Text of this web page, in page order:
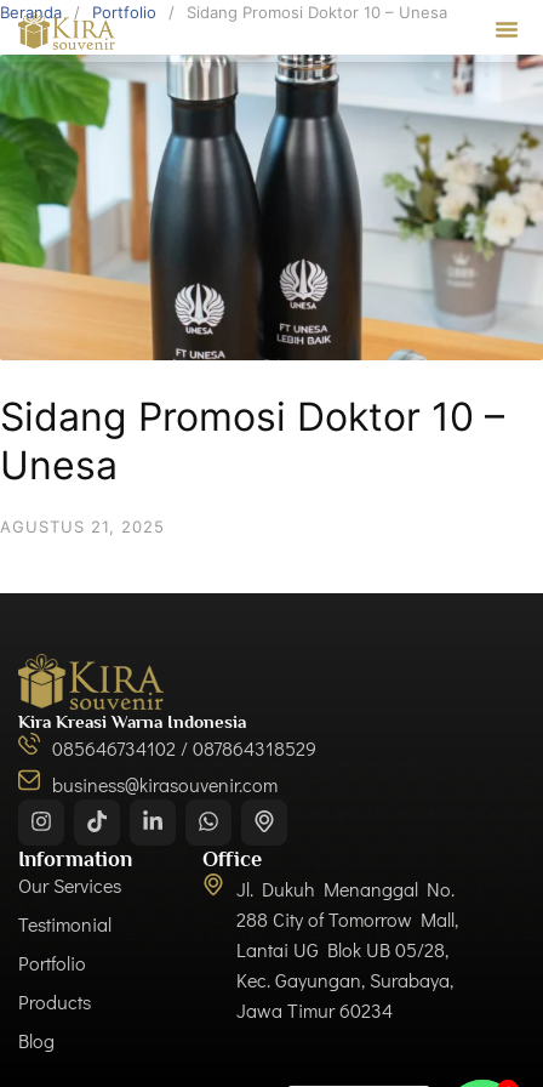
Beranda Portfolio Sidang Promosi Doktor 10 – Unesa
Sidang Promosi Doktor 10 –
Unesa
AGUSTUS 21, 2025
Kira Kreasi Warna Indonesia
085646734102 / 087864318529
business@kirasouvenir.com
Information
Our Services
Testimonial
Portfolio
Products
Blog
Office
Jl. Dukuh Menanggal No.
288 City of Tomorrow Mall,
Lantai UG Blok UB 05/28,
Kec. Gayungan, Surabaya,
Jawa Timur 60234